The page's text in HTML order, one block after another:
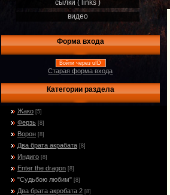
сылки ( links )
видео
Форма входа
Войти через uID
Старая форма входа
Категории раздела
Жако [5]
Ферзь [8]
Ворон [8]
Два брата акрабата [8]
Индиго [8]
Enter the dragon [8]
"Судьбою любим" [8]
Два брата акробата 2 [8]